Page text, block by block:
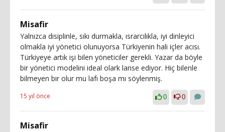
Misafir
Yalnızca disiplinle, sıkı durmakla, ısrarcılıkla, iyi dinleyici
olmakla iyi yönetici olunuyorsa Türkiyenin hali içler acısı.
Türkiyeye artık işi bilen yöneticiler gerekli. Yazar da böyle
bir yönetici modelini ideal olark lanse ediyor. Hiç bilenle
bilmeyen bir olur mu lafı boşa mı söylenmiş.
15 yıl önce 0 0
Misafir